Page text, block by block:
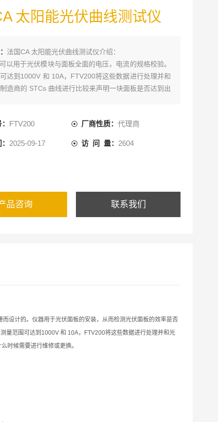
太阳能光伏曲线测试仪
法国CA 太阳能光伏曲线测试仪介绍：
以用于光伏模块与面板全面的电压，电流的规格校验。
达到1000V 和 10A，FTV200将这些数据进行处理并和
造商的 STCs 曲线进行比较来声明一块面板是否达到出
FTV200 厂商性质：代理商
2025-09-17 访 问 量： 2604
品咨询 联系我们
设计的。仪器用于光伏面板的安装，从而检测光伏面板的效率是否
量范围可达到1000V 和 10A，FTV200将这些数据进行处理并和光
时候需要进行维修或更换。